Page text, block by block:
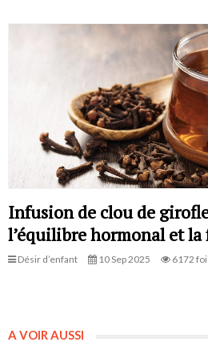
Infusion de clou de
l’équilibre hormonal et
Désir d’enfant 10 Sep 2025 6172
A VOIR AUSSI